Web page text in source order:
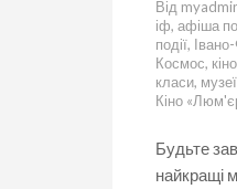
Від
іф, афіша
події,
Космос,
класи, музеї
Кіно
Будьте
найкращі